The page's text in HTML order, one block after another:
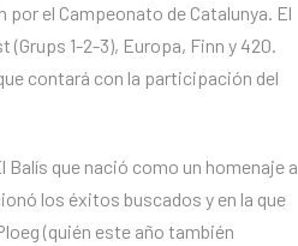
por el Campeonato de Catalunya. El
(Grups 1-2-3), Europa, Finn y 420.
contará con la participación del
Balís que nació como un homenaje a
los éxitos buscados y en la que
(quién este año también